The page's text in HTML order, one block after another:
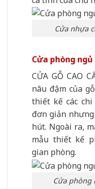
Cửa nhựa
Cửa phòng
CỬA GỖ CAO
nâu đậm của
thiết kế các
đơn giản
hút. Ngoài ra,
mẫu thiết kế
gian phòng.
Cửa